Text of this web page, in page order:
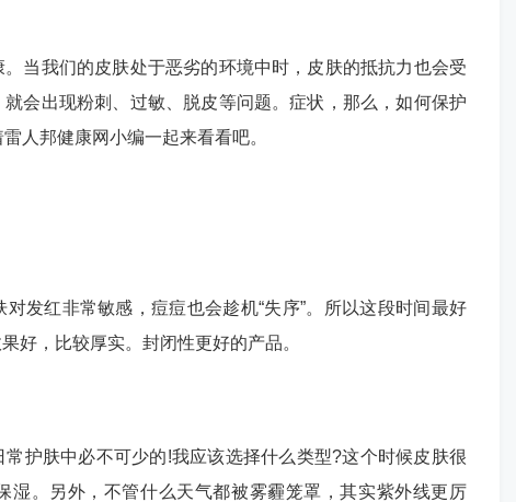
我们的皮肤处于恶劣的环境中时，皮肤的抵抗力也会受
会出现粉刺、过敏、脱皮等问题。症状，那么，如何保护
人邦健康网小编一起来看看吧。
红非常敏感，痘痘也会趁机“失序”。所以这段时间最好
好，比较厚实。封闭性更好的产品。
肤中必不可少的!我应该选择什么类型?这个时候皮肤很
湿。另外，不管什么天气都被雾霾笼罩，其实紫外线更厉